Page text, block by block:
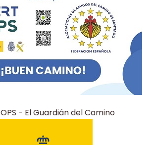
- El Guardián del Camino